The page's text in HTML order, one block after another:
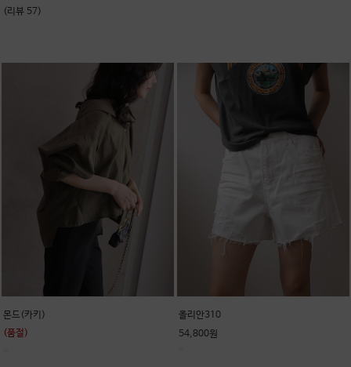
(리뷰 57)
몬드(카키)
(품절)
올리안310
54,800원